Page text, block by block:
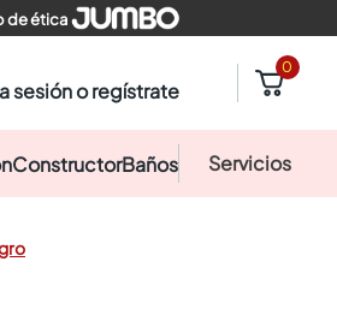
de ética
sesión o regístrate
0
ConstructorBaños Servicios